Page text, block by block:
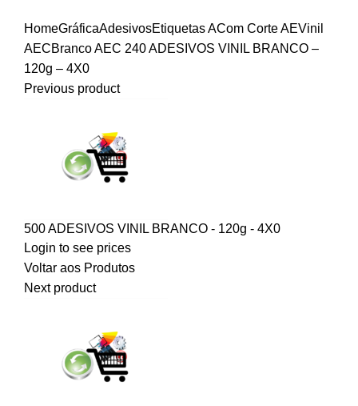
HomeGráficaAdesivosEtiquetas ACom Corte AEVinil
AECBranco AEC 240 ADESIVOS VINIL BRANCO –
120g – 4X0
Previous product
500 ADESIVOS VINIL BRANCO - 120g - 4X0
Login to see prices
Voltar aos Produtos
Next product